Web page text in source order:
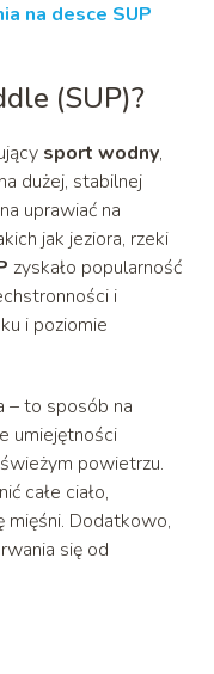
na desce SUP
(SUP)?
sport wodny,
dużej, stabilnej
uprawiać na
jak jeziora, rzeki
zyskało popularność
i
i poziomie
– to sposób na
umiejętności
powietrzu.
całe ciało,
mięśni. Dodatkowo,
się od